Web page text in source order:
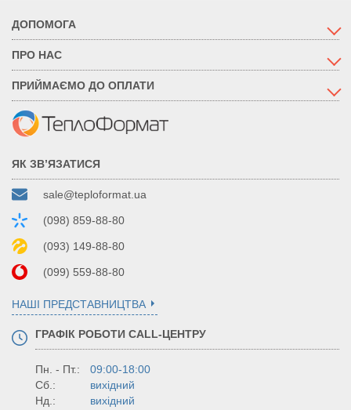
ДОПОМОГА
ПРО НАС
ПРИЙМАЄМО ДО ОПЛАТИ
ЯК ЗВ’ЯЗАТИСЯ
sale@teploformat.ua
(098) 859-88-80
(093) 149-88-80
(099) 559-88-80
НАШІ ПРЕДСТАВНИЦТВА
ГРАФІК РОБОТИ CALL-ЦЕНТРУ
Пн. - Пт.:
09:00-18:00
Сб.:
вихідний
Нд.:
вихідний